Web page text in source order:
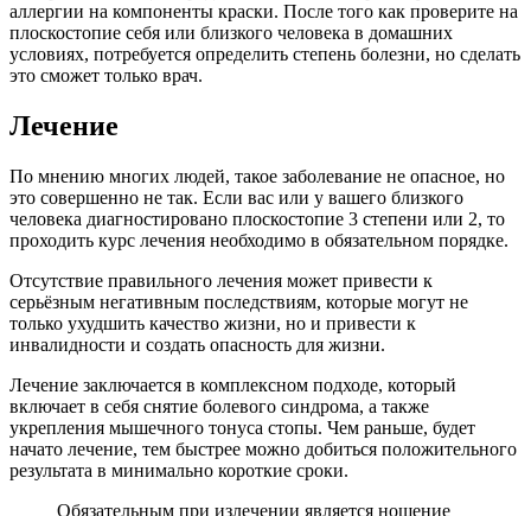
аллергии на компоненты краски. После того как проверите на
плоскостопие себя или близкого человека в домашних
условиях, потребуется определить степень болезни, но сделать
это сможет только врач.
Лечение
По мнению многих людей, такое заболевание не опасное, но
это совершенно не так. Если вас или у вашего близкого
человека диагностировано плоскостопие 3 степени или 2, то
проходить курс лечения необходимо в обязательном порядке.
Отсутствие правильного лечения может привести к
серьёзным негативным последствиям, которые могут не
только ухудшить качество жизни, но и привести к
инвалидности и создать опасность для жизни.
Лечение заключается в комплексном подходе, который
включает в себя снятие болевого синдрома, а также
укрепления мышечного тонуса стопы. Чем раньше, будет
начато лечение, тем быстрее можно добиться положительного
результата в минимально короткие сроки.
Обязательным при излечении является ношение